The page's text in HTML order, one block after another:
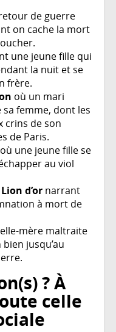
de guerre
on cache la mort
une jeune fille qui
la nuit et se
frère.
où un mari
femme, dont les
crins de son
de Paris.
où une jeune fille se
au viol
d’or narrant
à mort de
mère maltraite
jusqu’au
? À
celle